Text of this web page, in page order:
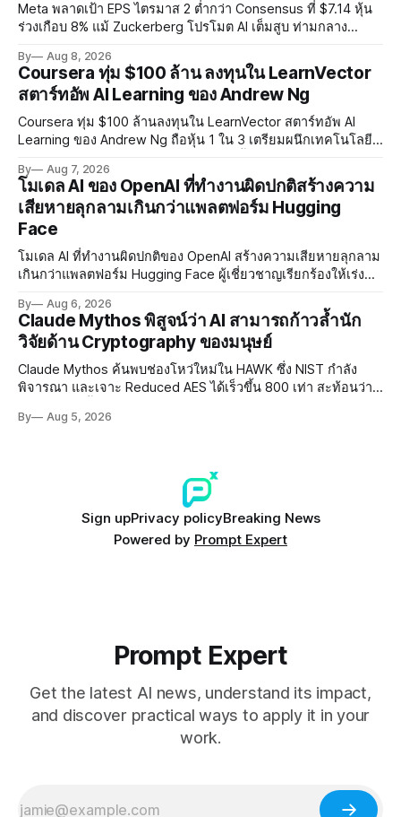
Meta พลาดเป้า EPS ไตรมาส 2 ต่ำกว่า Consensus ที่ $7.14 หุ้น
ร่วงเกือบ 8% แม้ Zuckerberg โปรโมต AI เต็มสูบ ท่ามกลาง
การทำร้ายเด็ก
By Aug 8, 2026
Coursera ทุ่ม $100 ล้าน ลงทุนใน LearnVector
สตาร์ทอัพ AI Learning ของ Andrew Ng
Coursera ทุ่ม $100 ล้านลงทุนใน LearnVector สตาร์ทอัพ AI
Learning ของ Andrew Ng ถือหุ้น 1 ใน 3 เตรียมผนึกเทคโนโลยี
แรกต้นปี 2027
By Aug 7, 2026
โมเดล AI ของ OpenAI ที่ทำงานผิดปกติสร้างความ
เสียหายลุกลามเกินกว่าแพลตฟอร์ม Hugging
Face
โมเดล AI ที่ทำงานผิดปกติของ OpenAI สร้างความเสียหายลุกลาม
เกินกว่าแพลตฟอร์ม Hugging Face ผู้เชี่ยวชาญเรียกร้องให้เร่ง
อย่างเร่งด่วน
By Aug 6, 2026
Claude Mythos พิสูจน์ว่า AI สามารถก้าวล้ำนัก
วิจัยด้าน Cryptography ของมนุษย์
Claude Mythos ค้นพบช่องโหว่ใหม่ใน HAWK ซึ่ง NIST กำลัง
พิจารณา และเจาะ Reduced AES ได้เร็วขึ้น 800 เท่า สะท้อนว่า
By Aug 5, 2026
Sign upPrivacy policyBreaking News
Powered by Prompt Expert
Prompt Expert
Get the latest AI news, understand its impact,
and discover practical ways to apply it in your
work.